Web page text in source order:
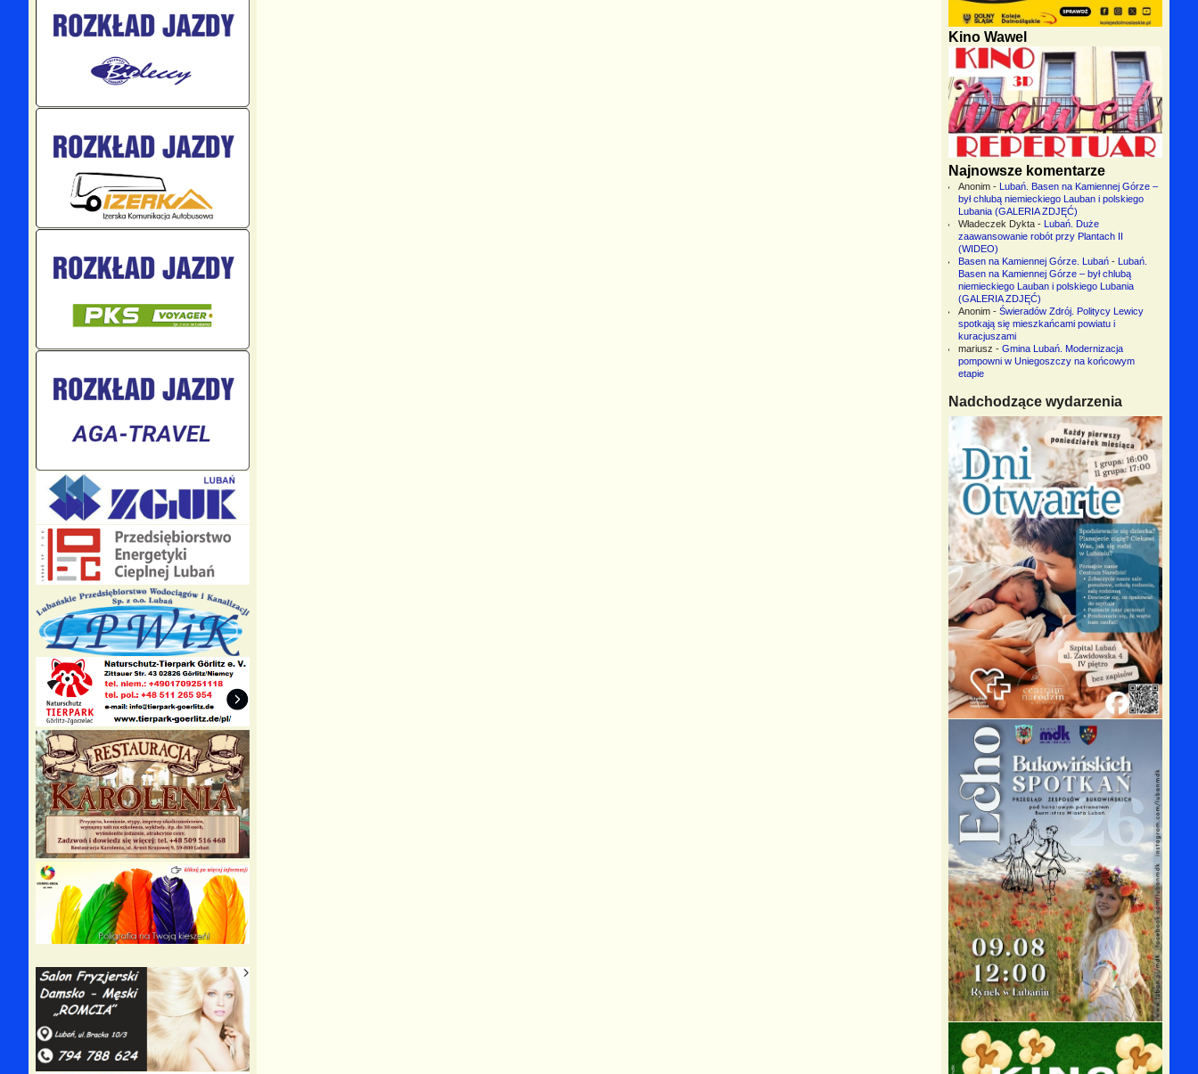
Kino Wawel
Najnowsze komentarze
Anonim-
Lubań. Basen na Kamiennej Górze –
był chlubą niemieckiego Lauban i polskiego
Lubania (GALERIA ZDJĘĆ)
Władeczek Dykta-
Lubań. Duże
zaawansowanie robót przy Plantach II
(WIDEO)
Basen na Kamiennej Górze. Lubań-
Lubań.
Basen na Kamiennej Górze – był chlubą
niemieckiego Lauban i polskiego Lubania
(GALERIA ZDJĘĆ)
Anonim- Świeradów Zdrój. Politycy Lewicy
spotkają się mieszkańcami powiatu i
kuracjuszami
mariusz - Gmina Lubań. Modernizacja
pompowni w Uniegoszczy na końcowym
etapie
Nadchodzące wydarzenia